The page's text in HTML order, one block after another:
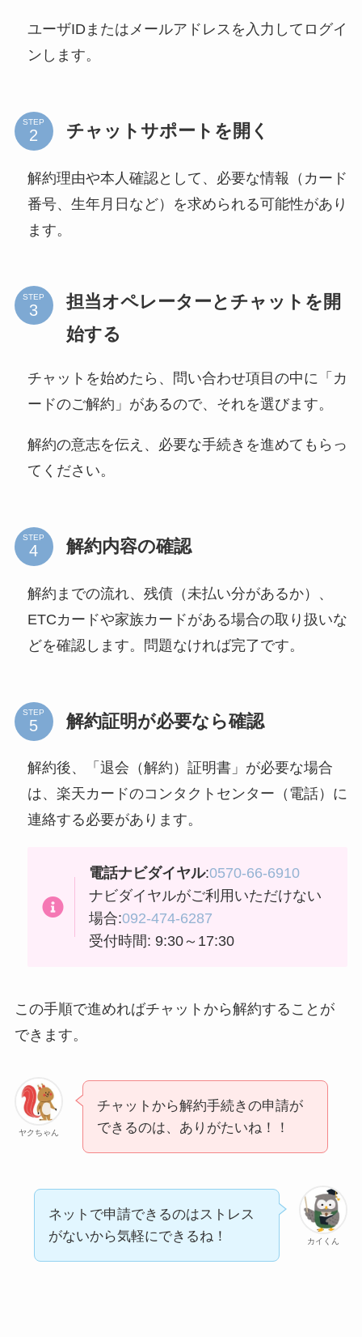
ユーザIDまたはメールアドレスを入力してログイ
ンします。
STEP チャットサポートを開く
解約理由や本人確認として、必要な情報（カード
番号、生年月日など）を求められる可能性があり
ます。
STEP
担当オペレーターとチャットを開
始する
チャットを始めたら、問い合わせ項目の中に「カ
ードのご解約」があるので、それを選びます。
解約の意志を伝え、必要な手続きを進めてもらっ
てください。
STEP 解約内容の確認
解約までの流れ、残債（未払い分があるか）、
ETCカードや家族カードがある場合の取り扱いな
どを確認します。問題なければ完了です。
STEP 解約証明が必要なら確認
解約後、「退会（解約）証明書」が必要な場合
は、楽天カードのコンタクトセンター（電話）に
連絡する必要があります。
電話ナビダイヤル:0570-66-6910
ナビダイヤルがご利用いただけない
場合:092-474-6287
受付時間: 9:30～17:30
この手順で進めればチャットから解約することが
できます。
ヤクちゃん
チャットから解約手続きの申請が
できるのは、ありがたいね！！
カイくん
ネットで申請できるのはストレス
がないから気軽にできるね！